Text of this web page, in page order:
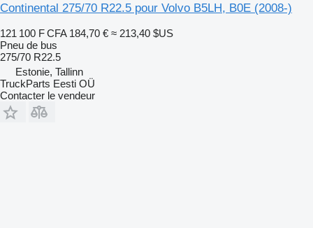
Continental 275/70 R22.5 pour Volvo B5LH, B0E (2008-)
121 100 F CFA 184,70 € ≈ 213,40 $US
Pneu de bus
275/70 R22.5
Estonie, Tallinn
TruckParts Eesti OÜ
Contacter le vendeur